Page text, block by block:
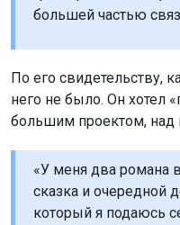
большей частью
По его свидетельству,
него не было. Он хотел
большим проектом, над
«У меня два романа
сказка и очередной
который я подаюсь